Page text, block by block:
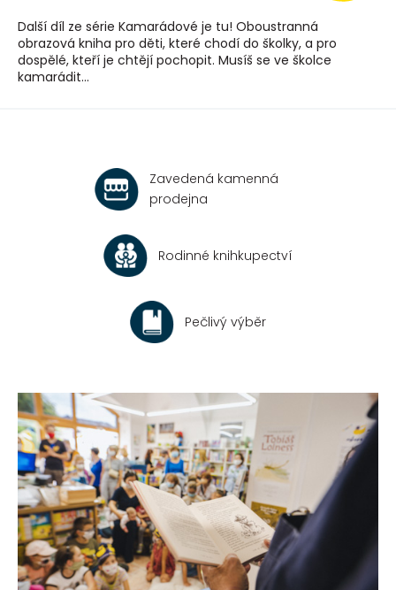
Další díl ze série Kamarádové je tu! Oboustranná
obrazová kniha pro děti, které chodí do školky, a pro
dospělé, kteří je chtějí pochopit. Musíš se ve školce
kamarádit...
Zavedená kamenná
prodejna
Rodinné knihkupectví
Pečlivý výběr